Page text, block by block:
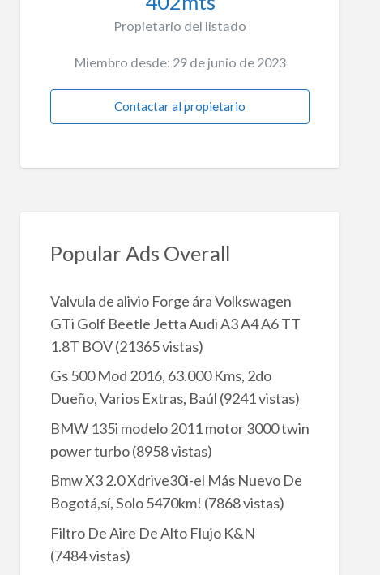
Propietario del listado
Miembro desde: 29 de junio de 2023
Contactar al propietario
Popular Ads Overall
Valvula de alivio Forge ára Volkswagen
GTi Golf Beetle Jetta Audi A3 A4 A6 TT
1.8T BOV(21365 vistas)
Gs 500 Mod 2016, 63.000 Kms, 2do
Dueño, Varios Extras, Baúl (9241 vistas)
BMW 135i modelo 2011 motor 3000 twin
power turbo(8958 vistas)
Bmw X3 2.0 Xdrive30i-el Más Nuevo De
Bogotá,sí, Solo 5470km! (7868 vistas)
Filtro De Aire De Alto Flujo K&N
(7484 vistas)